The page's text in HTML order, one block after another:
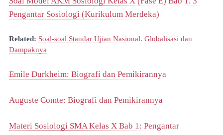
Pengantar Sosiologi (Kurikulum Merdeka)
Related: Soal-soal Standar Ujian Nasional. Globalisasi dan
Dampaknya
Emile Durkheim: Biografi dan Pemikirannya
Auguste Comte: Biografi dan Pemikirannya
Materi Sosiologi SMA Kelas X Bab 1: Pengantar